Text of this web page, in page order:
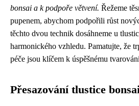
bonsai a k podpoře větvení. Řežeme
pupenem, abychom podpořili růst
těchto dvou technik dosáhneme u
harmonického vzhledu. Pamatujte, že
péče jsou klíčem k úspěšnému
Přesazování tlustice